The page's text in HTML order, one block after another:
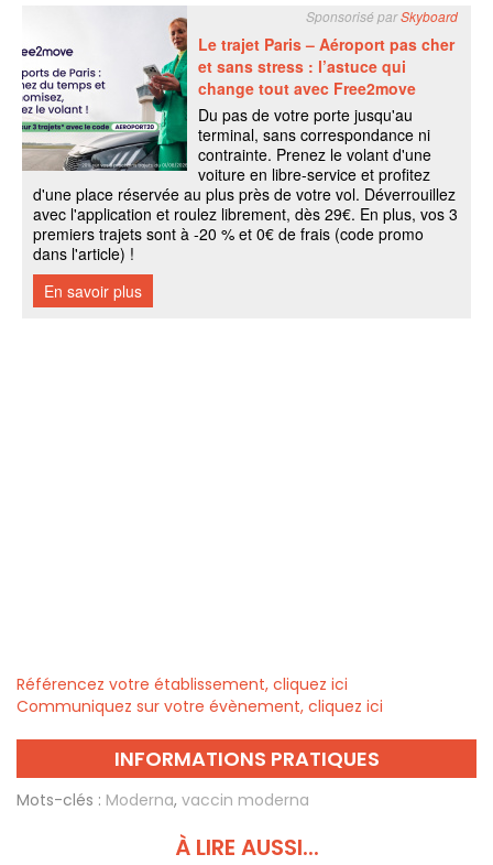
Référencez votre établissement, cliquez ici
Communiquez sur votre évènement, cliquez ici
INFORMATIONS PRATIQUES
Mots-clés : Moderna, vaccin moderna
À LIRE AUSSI...